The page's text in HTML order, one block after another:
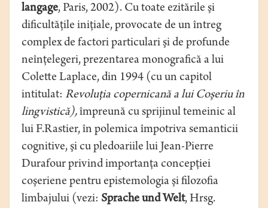
langage, Paris, 2002). Cu toate ezitările şi
dificultăţile iniţiale, provocate de un întreg
complex de factori particulari şi de profunde
neînţelegeri, prezentarea monografică a lui
Colette Laplace, din 1994 (cu un capitol
intitulat: Revoluţia copernicană a lui Coşeriu în
lingvistică),împreună cu sprijinul temeinic al
lui F.Rastier, în polemica împotriva semanticii
cognitive, şi cu pledoariile lui Jean-Pierre
Durafour privind importanţa concepţiei
coşeriene pentru epistemologia şi filozofia
limbajului (vezi: Sprache und Welt, Hrsg.